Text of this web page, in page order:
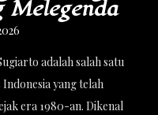
adalah salah satu
yang telah
era 1980-an. Dikenal